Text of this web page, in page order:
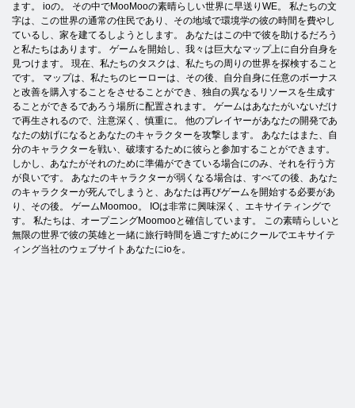
ます。 ioの。 その中でMooMooの素晴らしい世界に早送りWE。 私たちの文
字は、この世界の通常の住民であり、その地域で環境学の彼の時間を費やし
ているし、家を建てるしようとします。 あなたはこの中で彼を助けるだろう
と私たちはあります。 ゲームを開始し、我々は巨大なマップ上に自分自身を
見つけます。 現在、私たちのタスクは、私たちの周りの世界を探検すること
です。 マップは、私たちのヒーローは、その後、自分自身に任意のボーナス
と改善を購入することをさせることができ、独自の異なるリソースを生成す
ることができるであろう場所に配置されます。 ゲームはあなたがいないだけ
で再生されるので、注意深く、慎重に。 他のプレイヤーがあなたの開発であ
なたの妨げになるとあなたのキャラクターを攻撃します。 あなたはまた、自
分のキャラクターを戦い、破壊するために彼らと参加することができます。
しかし、あなたがそれのために準備ができている場合にのみ、それを行う方
が良いです。 あなたのキャラクターが弱くなる場合は、すべての後、あなた
のキャラクターが死んでしまうと、あなたは再びゲームを開始する必要があ
り、その後。 ゲームMoomoo。 IOは非常に興味深く、エキサイティングで
す。 私たちは、オープニングMoomooと確信しています。 この素晴らしいと
無限の世界で彼の英雄と一緒に旅行時間を過ごすためにクールでエキサイテ
ィング当社のウェブサイトあなたにioを。